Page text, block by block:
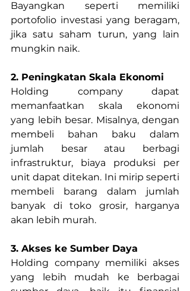
Bayangkan seperti memiliki
portofolio investasi yang beragam,
jika satu saham turun, yang lain
mungkin naik.
2. Peningkatan Skala Ekonomi
Holding company dapat
memanfaatkan skala ekonomi
yang lebih besar. Misalnya, dengan
membeli bahan baku dalam
jumlah besar atau berbagi
infrastruktur, biaya produksi per
unit dapat ditekan. Ini mirip seperti
membeli barang dalam jumlah
banyak di toko grosir, harganya
akan lebih murah.
3. Akses ke Sumber Daya
Holding company memiliki akses
yang lebih mudah ke berbagai